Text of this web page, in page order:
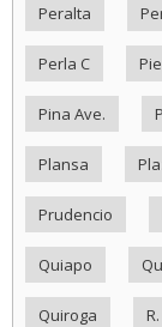
Peralta
Perla C
Pina Ave.
Plansa
Prudencio
Quiapo
Quiroga